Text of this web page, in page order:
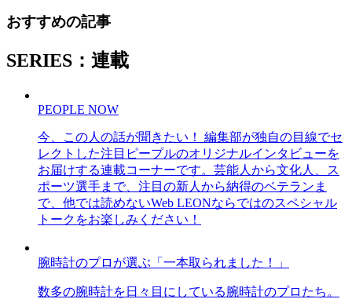
おすすめの記事
SERIES：連載
PEOPLE NOW
今、この人の話が聞きたい！ 編集部が独自の目線でセ
レクトした注目ピープルのオリジナルインタビューを
お届けする連載コーナーです。芸能人から文化人、ス
ポーツ選手まで、注目の新人から納得のベテランま
で、他では読めないWeb LEONならではのスペシャル
トークをお楽しみください！
腕時計のプロが選ぶ「一本取られました！」
数多の腕時計を日々目にしている腕時計のプロたち。